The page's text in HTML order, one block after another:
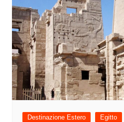
Destinazione Estero Egitto